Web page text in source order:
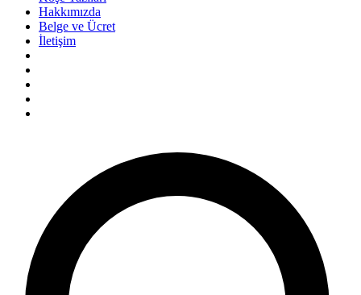
Hakkımızda
Belge ve Ücret
İletişim